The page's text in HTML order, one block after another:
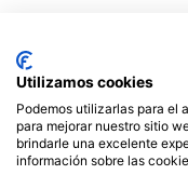
Política de
Utilizamos cookies
Podemos utilizarlas para el
para mejorar nuestro sitio
brindarle una excelente
información sobre las